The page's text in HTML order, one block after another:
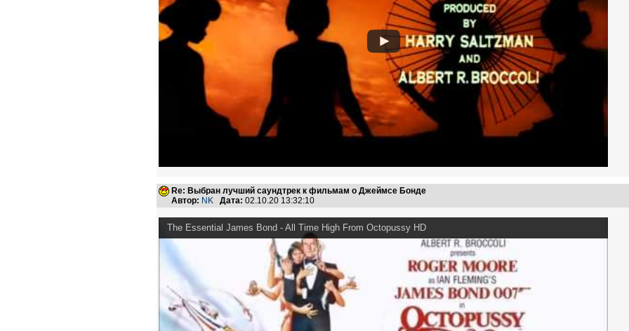
Re: Выбран лучший саундтрек к фильмам о Джеймсе Бонде
Автор: NK Дата: 02.10.20 13:32:10
The Essential James Bond - All Time High From Octopussy HD